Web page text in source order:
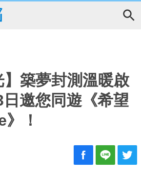
】築夢封測溫暖啟
邀您同遊《希望
！